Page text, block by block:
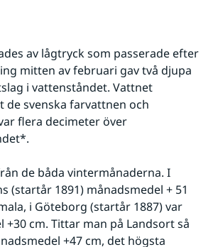
av lågtryck som passerade efter
mitten av februari gav två djupa
i vattenståndet. Vattnet
de svenska farvattnen och
flera decimeter över
de båda vintermånaderna. I
(startår 1891) månadsmedel + 51
i Göteborg (startår 1887) var
+30 cm. Tittar man på Landsort så
+47 cm, det högsta